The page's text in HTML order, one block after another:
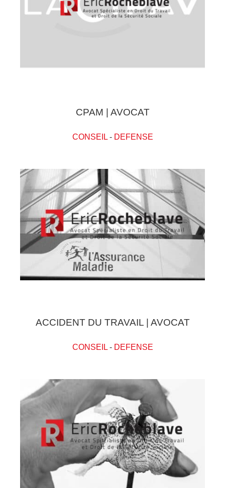
CPAM | AVOCAT
CONSEIL- DEFENSE
ACCIDENT DU TRAVAIL | AVOCAT
CONSEIL- DEFENSE